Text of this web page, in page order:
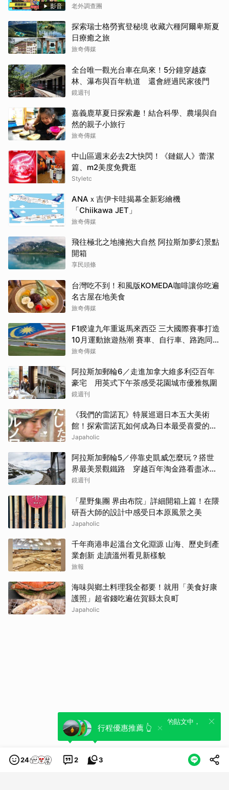
影音
當虎爺對上七爺，神明之間的較量究竟誰會
老外調查團
探索瑞士格勞賓登秘境 收藏六種阿爾卑斯夏
日療癒之旅
旅奇傳媒
全台唯一觀光台車在烏來！5分鐘穿越森
林、瀑布與百年軌道 還會經過民家後門
鏡週刊
嘉義鹿草夏日探索趣！結合科學、農場與自
然的親子小旅行
旅奇傳媒
中山區週末必去2大快閃！《鏈鋸人》蕾潔
篇、m2美度免費逛
Styletc
ANAｘ吉伊卡哇揭幕全新彩繪機
「Chiikawa JET」
旅奇傳媒
飛往極北之地擁抱大自然 阿拉斯加夢幻景點
開箱
享民頭條
台灣吃不到！和風版KOMEDA咖啡讓你吃遍
名古屋在地美食
旅奇傳媒
F1睽違九年重返馬來西亞 三大國際賽事打造
10月運動旅遊熱潮 賽車、自行車、路跑同週
登場
旅奇傳媒
阿拉斯加郵輪6／走進加拿大維多利亞百年
豪宅 用英式下午茶感受花園城市優雅氛圍
鏡週刊
《我們的雷諾瓦》特展巡迴日本五大美術
館！探索雷諾瓦如何成為日本最受喜愛的印
象派畫家
Japaholic
阿拉斯加郵輪5／停靠史凱威怎麼玩？搭世
界最美景觀鐵路 穿越百年淘金路看盡冰
河、峽谷與雪山
鏡週刊
「星野集團 界由布院」詳細開箱上篇！在隈
研吾大師的設計中感受日本原風景之美
Japaholic
千年商港串起溫台文化淵源 山海、歷史到產
業創新 走讀溫州看見新樣貌
旅報
海味與鄉土料理我全都要！就用「美食好康
護照」超省錢吃遍佐賀縣太良町
Japaholic
行程優惠推薦 👆
24 2
全新體驗！一鍵引用此內容，透過發布貼
文來輕鬆表達個人立場。
3
可以轉發或引用此內容至自己的貼文中，
來發表您的評論或觀點。